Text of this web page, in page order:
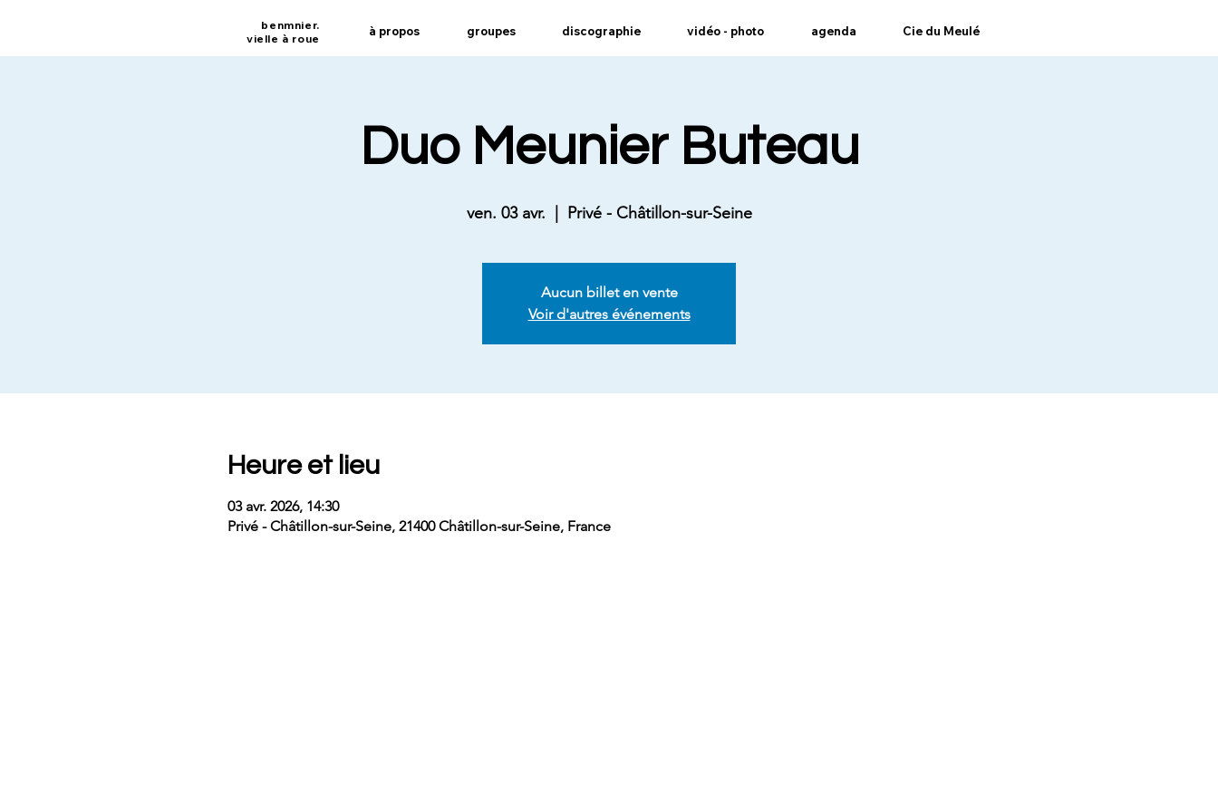
benmnier.
vielle à roue
à propos groupes discographie vidéo - photo agenda Cie du Meulé
Duo Meunier Buteau
ven. 03 avr. Privé - Châtillon-sur-Seine
Aucun billet en vente
Voir d'autres événements
Heure et lieu
03 avr. 2026, 14:30
Privé - Châtillon-sur-Seine, 21400 Châtillon-sur-Seine, France